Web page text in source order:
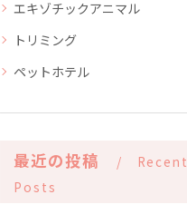
エキゾチックアニマル
トリミング
ペットホテル
最近の投稿
Recent
Posts